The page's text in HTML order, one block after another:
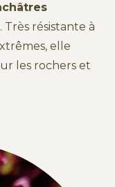
. Très résistante à
elle
les rochers et